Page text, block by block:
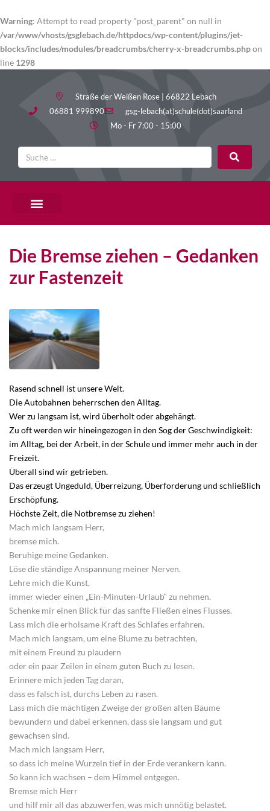
Warning: Attempt to read property "post_parent" on null in
/var/www/vhosts/gsglebach.de/httpdocs/wp-content/plugins/jet-
blocks/includes/modules/breadcrumbs/cherry-x-breadcrumbs.phpon
line 1298
Straße der Weißen Rose | 66822 Lebach
06881 999890
gsg-lebach(at)schule(dot)saarland
Mo - Fr 7:00 - 15:00
Die Bremse ziehen – Gedanken
zur Fastenzeit
Rasend schnell ist unsere Welt.
Die Autobahnen beherrschen den Alltag.
Wer zu langsam ist, wird überholt oder abgehängt.
Zu oft werden wir hineingezogen in den Sog der Geschwindigkeit:
im Alltag, bei der Arbeit, in der Schule und immer mehr auch in der
Freizeit.
Überall sind wir getrieben.
Das erzeugt Ungeduld, Überreizung, Überforderung und schließlich
Erschöpfung.
Höchste Zeit, die Notbremse zu ziehen!
Mach mich langsam Herr,
bremse mich.
Beruhige meine Gedanken.
Löse die ständige Anspannung meiner Nerven.
Lehre mich die Kunst,
immer wieder einen „Ein-Minuten-Urlaub“ zu nehmen.
Schenke mir einen Blick für das sanfte Fließen eines Flusses.
Lass mich die erholsame Kraft des Schlafes erfahren.
Mach mich langsam, um eine Blume zu betrachten,
mit einem Freund zu plaudern
oder ein paar Zeilen in einem guten Buch zu lesen.
Erinnere mich jeden Tag daran,
dass es falsch ist, durchs Leben zu rasen.
Lass mich die mächtigen Zweige der großen alten Bäume
bewundern und dabei erkennen, dass sie langsam und gut
gewachsen sind.
Mach mich langsam Herr,
so dass ich meine Wurzeln tief in der Erde verankern kann.
So kann ich wachsen – dem Himmel entgegen.
Bremse mich Herr
und hilf mir all das abzuwerfen, was mich unnötig belastet.